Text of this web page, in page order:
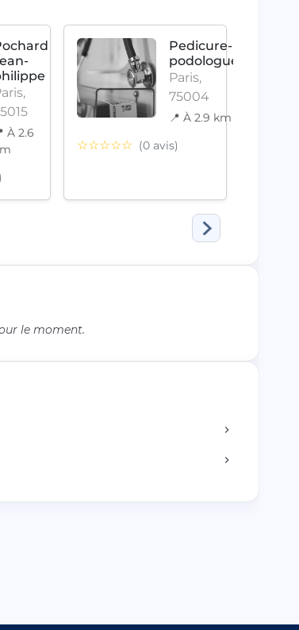
À 2.6
Pedicure-
podologue
Paris,
75004
📍 À 2.9 km
☆☆☆☆☆ (0 avis)
le moment.